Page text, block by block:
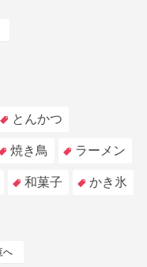
とんかつ
焼き鳥 ラーメン
和菓子 かき氷
へ